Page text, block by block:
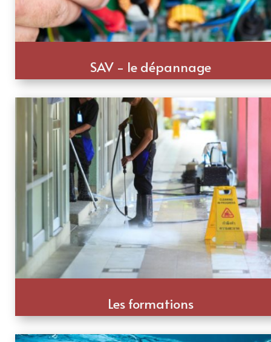
SAV - le dépannage
Les formations